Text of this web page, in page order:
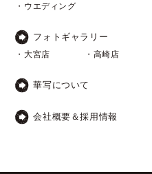
・ウエディング
フォトギャラリー
・大宮店 ・高崎店
華写について
会社概要＆採用情報